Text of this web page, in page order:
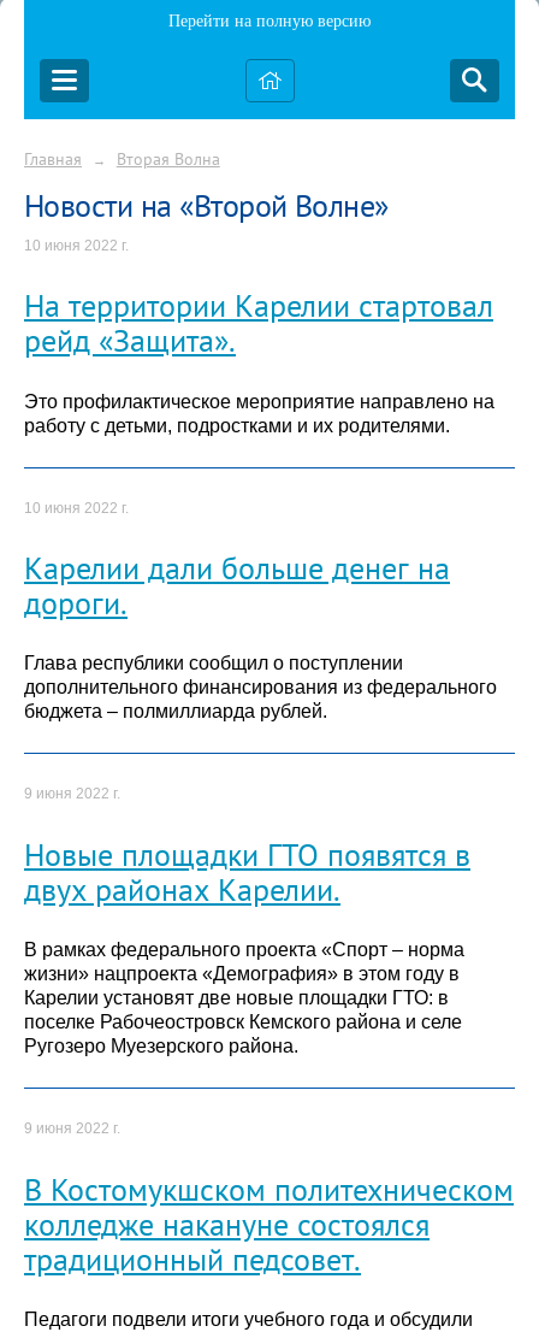
Перейти на полную версию
Главная → Вторая Волна
Новости на «Второй Волне»
10 июня 2022 г.
На территории Карелии стартовал
рейд «Защита».
Это профилактическое мероприятие направлено на
работу с детьми, подростками и их родителями.
10 июня 2022 г.
Карелии дали больше денег на
дороги.
Глава республики сообщил о поступлении
дополнительного финансирования из федерального
бюджета – полмиллиарда рублей.
9 июня 2022 г.
Новые площадки ГТО появятся в
двух районах Карелии.
В рамках федерального проекта «Спорт – норма
жизни» нацпроекта «Демография» в этом году в
Карелии установят две новые площадки ГТО: в
поселке Рабочеостровск Кемского района и селе
Ругозеро Муезерского района.
9 июня 2022 г.
В Костомукшском политехническом
колледже накануне состоялся
традиционный педсовет.
Педагоги подвели итоги учебного года и обсудили